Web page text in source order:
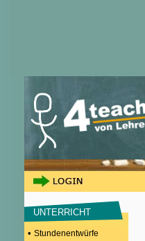
UNTERRICHT
• Stundenentwürfe